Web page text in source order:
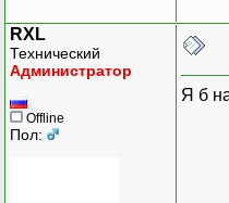
RXL
Технический
Администратор
Offline
Пол:
Я б